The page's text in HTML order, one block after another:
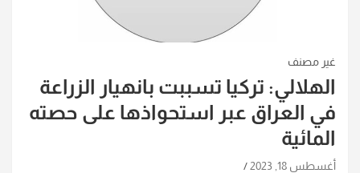
غير مصنف
الهلالي: تركيا تسببت بانهيار الزراعة
في العراق عبر استحواذها على حصته
المائية
أغسطس 18, 2023